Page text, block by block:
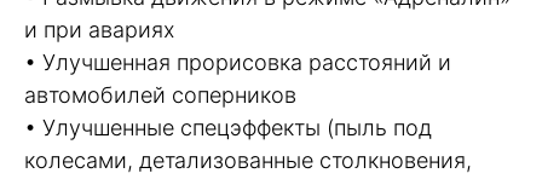
и при авариях
• Улучшенная прорисовка расстояний и
автомобилей соперников
• Улучшенные спецэффекты (пыль под
колесами, детализованные столкновения,